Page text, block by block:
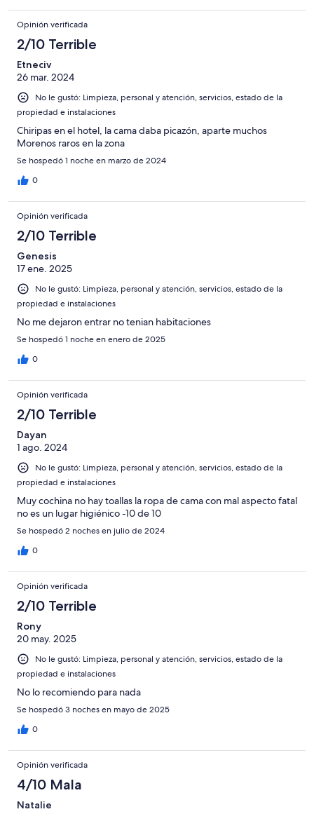
Opinión verificada
2/10 Terrible
Etneciv
26 mar. 2024
No le gustó: Limpieza, personal y atención, servicios, estado de la
propiedad e instalaciones
Chiripas en el hotel, la cama daba picazón, aparte muchos
Morenos raros en la zona
Se hospedó 1 noche en marzo de 2024
0
Opinión verificada
2/10 Terrible
Genesis
17 ene. 2025
No le gustó: Limpieza, personal y atención, servicios, estado de la
propiedad e instalaciones
No me dejaron entrar no tenian habitaciones
Se hospedó 1 noche en enero de 2025
0
Opinión verificada
2/10 Terrible
Dayan
1 ago. 2024
No le gustó: Limpieza, personal y atención, servicios, estado de la
propiedad e instalaciones
Muy cochina no hay toallas la ropa de cama con mal aspecto fatal
no es un lugar higiénico -10 de 10
Se hospedó 2 noches en julio de 2024
0
Opinión verificada
2/10 Terrible
Rony
20 may. 2025
No le gustó: Limpieza, personal y atención, servicios, estado de la
propiedad e instalaciones
No lo recomiendo para nada
Se hospedó 3 noches en mayo de 2025
0
Opinión verificada
4/10 Mala
Natalie